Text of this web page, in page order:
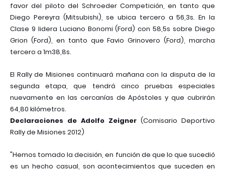
favor del piloto del Schroeder Competición, en tanto que
Diego Pereyra (Mitsubishi), se ubica tercero a 56,3s. En la
Clase 9 lidera Luciano Bonomi (Ford) con 58,5s sobre Diego
Grion (Ford), en tanto que Favio Grinovero (Ford), marcha
tercero a 1m38,8s.
El Rally de Misiones continuará mañana con la disputa de la
segunda etapa, que tendrá cinco pruebas especiales
nuevamente en las cercanías de Apóstoles y que cubrirán
64,80 kilómetros.
Declaraciones de Adolfo Zeigner (Comisario Deportivo
Rally de Misiones 2012)
"Hemos tomado la decisión, en función de que lo que sucedió
es un hecho casual, son acontecimientos que suceden en